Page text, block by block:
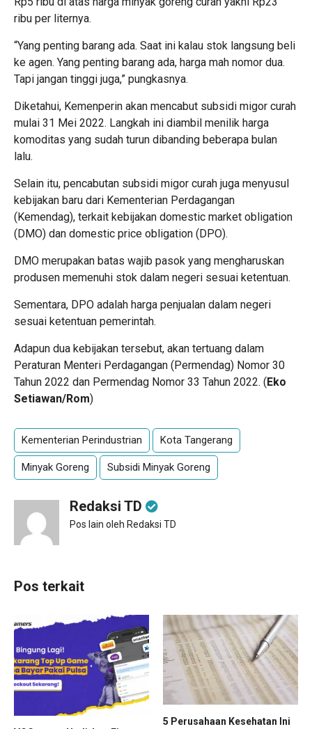
ribu per liternya.
“Yang penting barang ada. Saat ini kalau stok langsung beli
ke agen. Yang penting barang ada, harga mah nomor dua.
Tapi jangan tinggi juga,” pungkasnya.
Diketahui, Kemenperin akan mencabut subsidi migor curah
mulai 31 Mei 2022. Langkah ini diambil menilik harga
komoditas yang sudah turun dibanding beberapa bulan
lalu.
Selain itu, pencabutan subsidi migor curah juga menyusul
kebijakan baru dari Kementerian Perdagangan
(Kemendag), terkait kebijakan domestic market obligation
(DMO) dan domestic price obligation (DPO).
DMO merupakan batas wajib pasok yang mengharuskan
produsen memenuhi stok dalam negeri sesuai ketentuan.
Sementara, DPO adalah harga penjualan dalam negeri
sesuai ketentuan pemerintah.
Adapun dua kebijakan tersebut, akan tertuang dalam
Peraturan Menteri Perdagangan (Permendag) Nomor 30
Tahun 2022 dan Permendag Nomor 33 Tahun 2022. (Eko
Setiawan/Rom)
Kementerian Perindustrian Kota Tangerang
Minyak Goreng Subsidi Minyak Goreng
Redaksi TD
Pos lain oleh Redaksi TD
Pos terkait
5 Perusahaan Kesehatan Ini